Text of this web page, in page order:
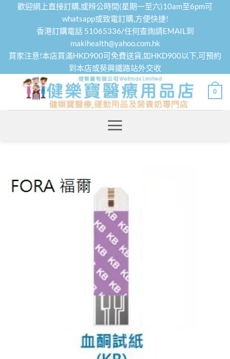
歡迎網上直接訂購,或辨公時間(星期一至六)10am至6pm可
whatsapp或致電訂購,方便快捷!
香港訂購電話 51065336/任何查詢請EMAIL到
makihealth@yahoo.com.hk
買家注意!本店買滿HKD900可免費送貨,如HKD900以下,可預約
到本店或葵興鐵路站外交收
0